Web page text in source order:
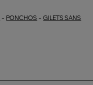
- PONCHOS -GILETS SANS